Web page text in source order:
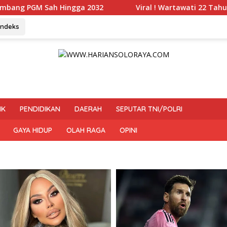
2032 Viral ! Wartawati 22 Tahun Jadi Peserta UKW
PENDIDIKAN DAERAH SEPUTAR TNI/POLRI
GAYA HIDUP OLAH RAGA OPINI